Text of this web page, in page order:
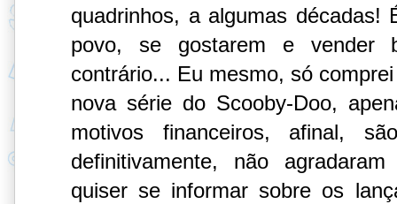
quadrinhos, a algumas
povo, se gostarem e vender
contrário... Eu mesmo, só
nova série do Scooby-Doo,
motivos financeiros, afinal,
definitivamente, não
quiser se informar sobre os